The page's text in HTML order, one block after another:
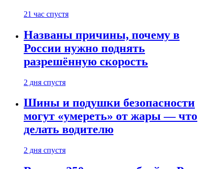
21 час спустя
Названы причины, почему в
России нужно поднять
разрешённую скорость
2 дня спустя
Шины и подушки безопасности
могут «умереть» от жары — что
делать водителю
2 дня спустя